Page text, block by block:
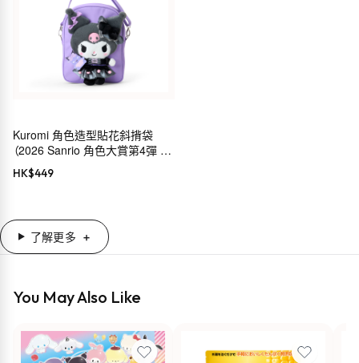
Kuromi 角色造型貼花斜揹袋
（2026 Sanrio 角色大賞第4彈 穿
搭系列）
HK$449
了解更多
You May Also Like